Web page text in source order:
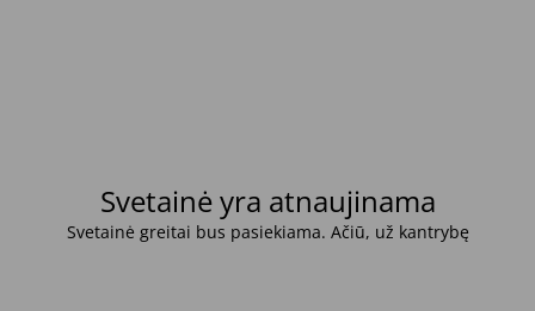
Svetainė yra atnaujinama
Svetainė greitai bus pasiekiama. Ačiū, už kantrybę